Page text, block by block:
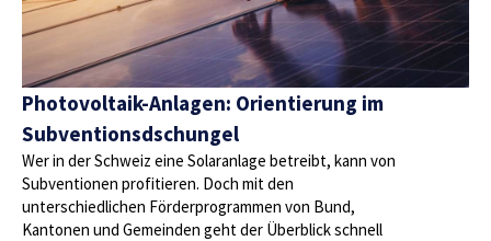
Photovoltaik-Anlagen: Orientierung im
Subventionsdschungel
Wer in der Schweiz eine Solaranlage betreibt, kann von
Subventionen profitieren. Doch mit den
unterschiedlichen Förderprogrammen von Bund,
Kantonen und Gemeinden geht der Überblick schnell